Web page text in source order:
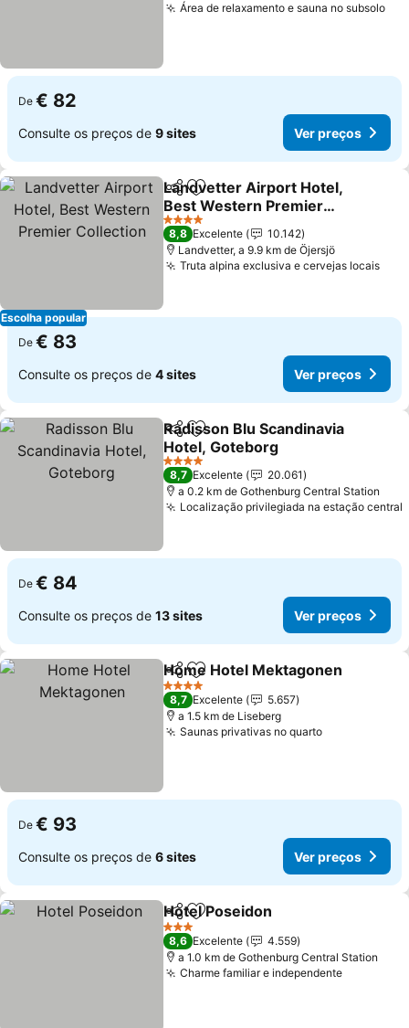
Área de relaxamento e sauna no subsolo
De € 82
Consulte os preços de 9 sites Ver preços
Escolha popular
PartilharAdicionar aos favoritos
Landvetter Airport Hotel,
Best Western Premier
Collection
4 Estrelas
8,8 Excelente
10.142
Landvetter, a 9.9 km de Öjersjö
Truta alpina exclusiva e cervejas locais
De € 83
Consulte os preços de 4 sites Ver preços
PartilharAdicionar aos favoritos
Radisson Blu Scandinavia
Hotel, Goteborg
4 Estrelas
8,7 Excelente
20.061
a 0.2 km de Gothenburg Central Station
Localização privilegiada na estação central
De € 84
Consulte os preços de 13 sites Ver preços
PartilharAdicionar aos favoritos
Home Hotel Mektagonen
4 Estrelas
8,7 Excelente
5.657
a 1.5 km de Liseberg
Saunas privativas no quarto
De € 93
Consulte os preços de 6 sites Ver preços
PartilharAdicionar aos favoritos
Hotel Poseidon
3 Estrelas
8,6 Excelente
4.559
a 1.0 km de Gothenburg Central Station
Charme familiar e independente